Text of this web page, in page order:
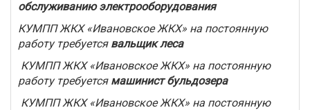
обслуживанию электрооборудования
КУМПП ЖКХ «Ивановское ЖКХ» на постоянную
работу требуется вальщик леса
КУМПП ЖКХ «Ивановское ЖКХ» на постоянную
работу требуется машинист бульдозера
КУМПП ЖКХ «Ивановское ЖКХ» на постоянную